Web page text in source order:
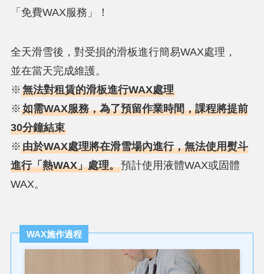
「免費WAX服務」！
全天滑雪後，對受損的滑板進行簡易WAX處理，
並在當天完成維護。
※無法對租賃的滑板進行WAX處理
※如需WAX服務，為了預留作業時間，課程將提前
30分鐘結束
※由於WAX處理將在滑雪場內進行，無法使用熨斗
進行「熱WAX」處理。預計使用液體WAX或固體
WAX。
WAX施作過程